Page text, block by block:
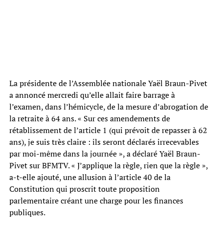
La présidente de l’Assemblée nationale Yaël Braun-Pivet
a annoncé mercredi qu’elle allait faire barrage à
l’examen, dans l’hémicycle, de la mesure d’abrogation de
la retraite à 64 ans. « Sur ces amendements de
rétablissement de l’article 1 (qui prévoit de repasser à 62
ans), je suis très claire : ils seront déclarés irrecevables
par moi-même dans la journée », a déclaré Yaël Braun-
Pivet sur BFMTV. « J’applique la règle, rien que la règle »,
a-t-elle ajouté, une allusion à l’article 40 de la
Constitution qui proscrit toute proposition
parlementaire créant une charge pour les finances
publiques.